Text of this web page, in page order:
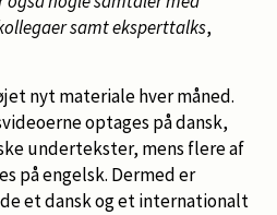
samt eksperttalks,
nyt materiale hver måned.
optages på dansk,
undertekster, mens flere af
på engelsk. Dermed er
et dansk og et internationalt